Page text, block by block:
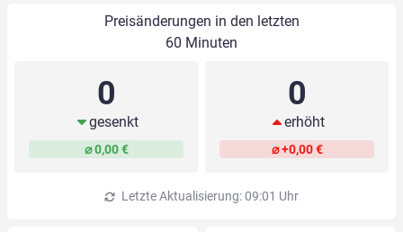
Preisänderungen in den letzten
60 Minuten
0
gesenkt
⌀ 0,00 €
0
erhöht
⌀ +0,00 €
Letzte Aktualisierung: 09:01 Uhr